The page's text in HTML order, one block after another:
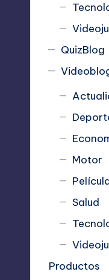
QuizBlog
Motor
Salud
Productos